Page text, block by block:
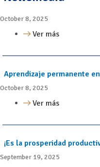
October 8, 2025
Ver más
Aprendizaje permanente
October 8, 2025
Ver más
¡Es la prosperidad
September 19, 2025